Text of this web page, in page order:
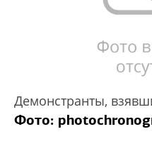
Демонстранты,
Фото: